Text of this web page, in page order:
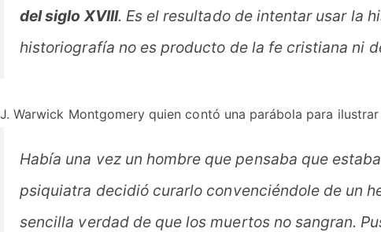
del siglo XVIII. Es el resultado de intentar usar la
historiografía no es producto de la fe cristiana ni
J. Warwick Montgomery quien contó una parábola para
Había una vez un hombre que pensaba que
psiquiatra decidió curarlo convenciéndole de un
sencilla verdad de que los muertos no sangran.